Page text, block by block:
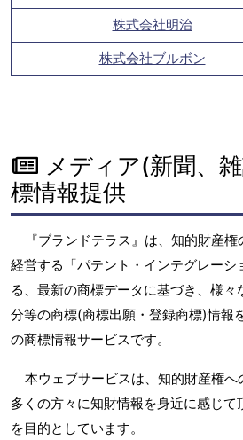
株式会社明治
株式会社ブルボン
メディア(新聞、
標情報提供
『ブランドテラス』は、知的財産
経営する「パテント・インテグレーシ
る、最新の商標データに基づき、様
分等の商標(商標出願・登録商標)情報
の商標情報サービスです。
本ウェブサービスは、知的財産権へ
多くの方々に知財情報を身近に感じて
を目的としています。